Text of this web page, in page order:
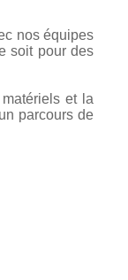
nos équipes
soit pour des
et la
parcours de